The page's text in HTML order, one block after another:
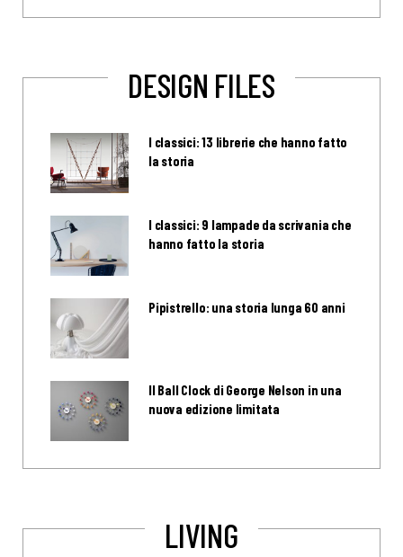
DESIGN FILES
I classici: 13 librerie che hanno fatto
la storia
I classici: 9 lampade da scrivania che
hanno fatto la storia
Pipistrello: una storia lunga 60 anni
Il Ball Clock di George Nelson in una
nuova edizione limitata
LIVING